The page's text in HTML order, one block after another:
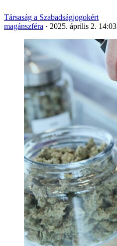
Társaság a Szabadságjogokért
magánszféra · 2025. április 2. 14:03